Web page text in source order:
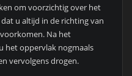
om voorzichtig over het
u altijd in de richting van
Na het
het oppervlak nogmaals
vervolgens drogen.